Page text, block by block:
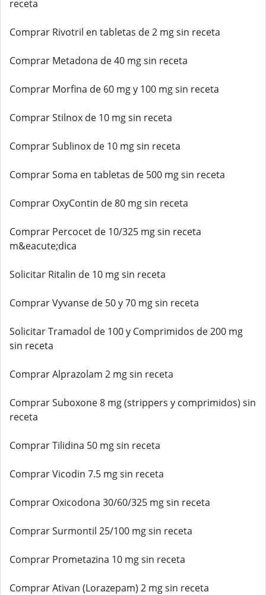
receta
Comprar Rivotril en tabletas de 2 mg sin receta
Comprar Metadona de 40 mg sin receta
Comprar Morfina de 60 mg y 100 mg sin receta
Comprar Stilnox de 10 mg sin receta
Comprar Sublinox de 10 mg sin receta
Comprar Soma en tabletas de 500 mg sin receta
Comprar OxyContin de 80 mg sin receta
Comprar Percocet de 10/325 mg sin receta
m&eacute;dica
Solicitar Ritalin de 10 mg sin receta
Comprar Vyvanse de 50 y 70 mg sin receta
Solicitar Tramadol de 100 y Comprimidos de 200 mg
sin receta
Comprar Alprazolam 2 mg sin receta
Comprar Suboxone 8 mg (strippers y comprimidos) sin
receta
Comprar Tilidina 50 mg sin receta
Comprar Vicodin 7.5 mg sin receta
Comprar Oxicodona 30/60/325 mg sin receta
Comprar Surmontil 25/100 mg sin receta
Comprar Prometazina 10 mg sin receta
Comprar Ativan (Lorazepam) 2 mg sin receta